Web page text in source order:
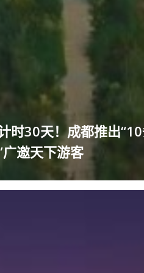
时30天！成都推出
邀天下游客